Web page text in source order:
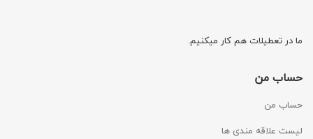
ما در تعطیلات هم کار میکنیم.
حساب من
حساب من
لیست علاقه مندی ها